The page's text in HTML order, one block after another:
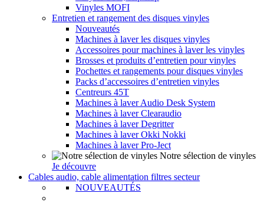
Vinyles MOFI
Entretien et rangement des disques vinyles
Nouveautés
Machines à laver les disques vinyles
Accessoires pour machines à laver les vinyles
Brosses et produits d’entretien pour vinyles
Pochettes et rangements pour disques vinyles
Packs d’accessoires d’entretien vinyles
Centreurs 45T
Machines à laver Audio Desk System
Machines à laver Clearaudio
Machines à laver Degritter
Machines à laver Okki Nokki
Machines à laver Pro-Ject
Notre sélection de vinyles
Je découvre
Cables audio, cable alimentation filtres secteur
NOUVEAUTÉS